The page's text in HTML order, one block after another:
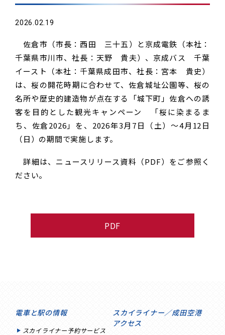
2026.02.19
佐倉市（市長：西田 三十五）と京成電鉄（本社：
千葉県市川市、社長：天野 貴夫）、京成バス 千葉
イースト（本社：千葉県成田市、社長：宮本 貴史）
は、桜の開花時期に合わせて、佐倉城址公園等、桜の
名所や歴史的建造物が点在する「城下町」佐倉への誘
客を目的とした観光キャンペーン 「桜に染まるま
ち、佐倉2026」を、2026年3月7日（土）～4月12日
（日）の期間で実施します。
詳細は、ニュースリリース資料（PDF）をご参照く
ださい。
PDF
電車と駅の情報
スカイライナー予約サービス
スカイライナー／成田空港
アクセス